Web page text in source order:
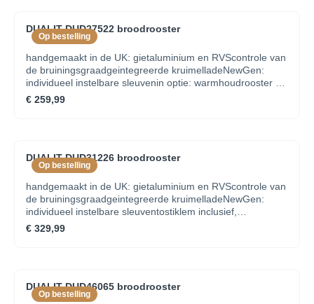
Op bestelling
DUALIT DUD27522 broodrooster
handgemaakt in de UK: gietaluminium en RVScontrole van
de bruiningsgraadgeintegreerde kruimelladeNewGen:
individueel instelbare sleuvenin optie: warmhoudrooster en
tostiklem
€ 259,99
Op bestelling
DUALIT DUD31226 broodrooster
handgemaakt in de UK: gietaluminium en RVScontrole van
de bruiningsgraadgeintegreerde kruimelladeNewGen:
individueel instelbare sleuventostiklem inclusief,
warmhoudrooster in optie
€ 329,99
Op bestelling
DUALIT DUD46065 broodrooster